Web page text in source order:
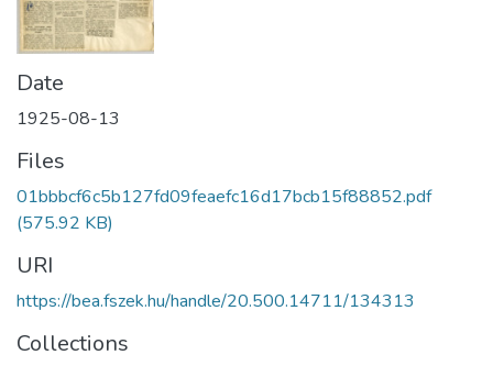
Date
1925-08-13
Files
01bbbcf6c5b127fd09feaefc16d17bcb15f88852.pdf
(575.92 KB)
URI
https://bea.fszek.hu/handle/20.500.14711/134313
Collections